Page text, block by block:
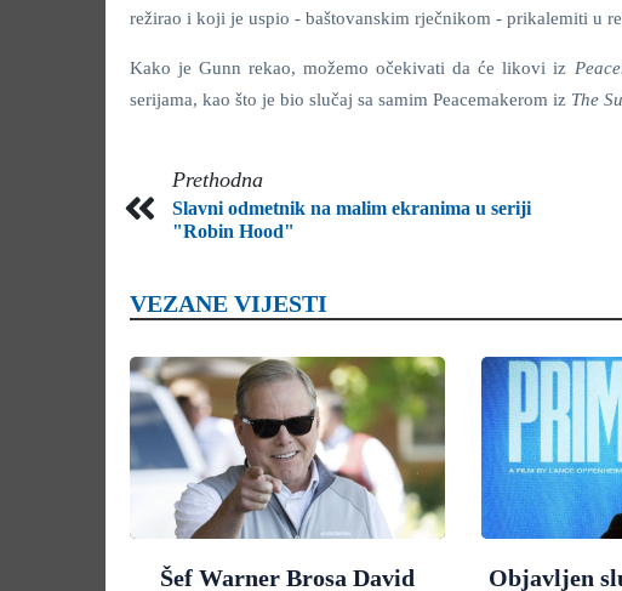
režirao i koji je uspio - baštovanskim rječnikom - prikalemiti u
Kako je Gunn rekao, možemo očekivati da će likovi iz
serijama, kao što je bio slučaj sa samim Peacemakerom iz The
Prethodna
Slavni odmetnik na malim ekranima u seriji
"Robin Hood"
VEZANE VIJESTI
Šef Warner Brosa David
Objavljen